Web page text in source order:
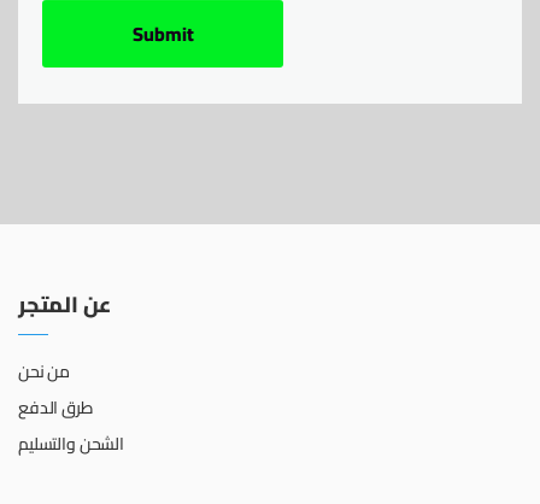
عن المتجر
من نحن
طرق الدفع
الشحن والتسليم